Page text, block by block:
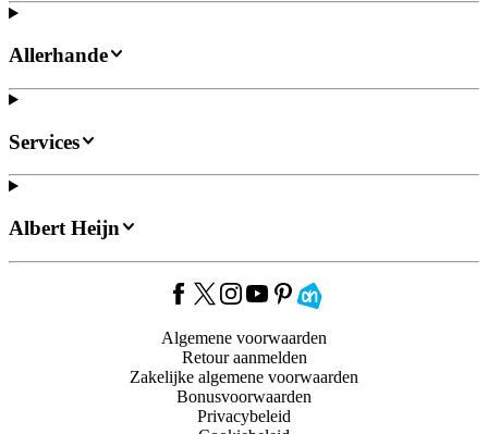
Allerhande
Services
Albert Heijn
Algemene voorwaarden
Retour aanmelden
Zakelijke algemene voorwaarden
Bonusvoorwaarden
Privacybeleid